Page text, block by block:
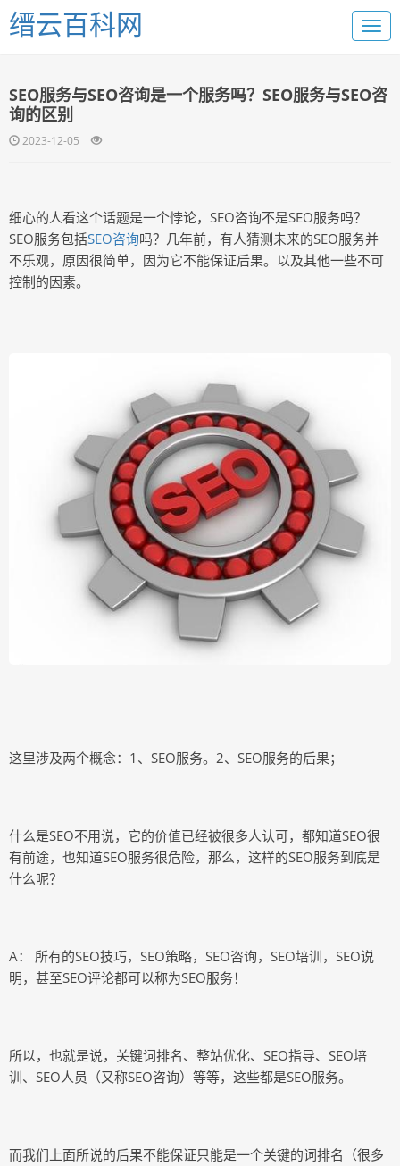
缙云百科网
SEO服务与SEO咨询是一个服务吗？SEO服务与SEO咨
询的区别
2023-12-05
细心的人看这个话题是一个悖论，SEO咨询不是SEO服务吗？
SEO服务包括SEO咨询吗？几年前，有人猜测未来的SEO服务并
不乐观，原因很简单，因为它不能保证后果。以及其他一些不可
控制的因素。
这里涉及两个概念：1、SEO服务。2、SEO服务的后果；
什么是SEO不用说，它的价值已经被很多人认可，都知道SEO很
有前途，也知道SEO服务很危险，那么，这样的SEO服务到底是
什么呢？
A： 所有的SEO技巧，SEO策略，SEO咨询，SEO培训，SEO说
明，甚至SEO评论都可以称为SEO服务！
所以，也就是说，关键词排名、整站优化、SEO指导、SEO培
训、SEO人员（又称SEO咨询）等等，这些都是SEO服务。
而我们上面所说的后果不能保证只能是一个关键的词排名（很多